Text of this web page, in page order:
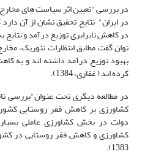
در بررسی "تعیین اثر سیاست های
در ایران" نتایج تحقیق نشان از آن
در کاهش نابرابری توزیع درآمد و
توان گفت مطابق انتظارات تئوریک،
بهبود توزیع درآمد داشته اند و به
کرده اند ( غفاری، 1384).
در مطالعه دیگری تحت عنوان"بررسی
کشاورزی بر کاهش فقر روستایی
دولت در بخش کشاورزی عاملی
کشاورزی و کاهش فقر روستایی در
1383).